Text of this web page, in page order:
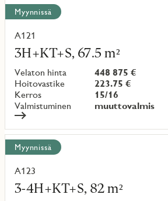
Myynnissä
A121
3H+KT+S, 67.5 m²
Velaton hinta
448 875 €
Hoitovastike
223.75 €
Kerros
15/16
Valmistuminen
muuttovalmis
Lue
lisää
kohteesta
Myynnissä
A123
3-4H+KT+S, 82 m²
Lue
lisää
kohteesta